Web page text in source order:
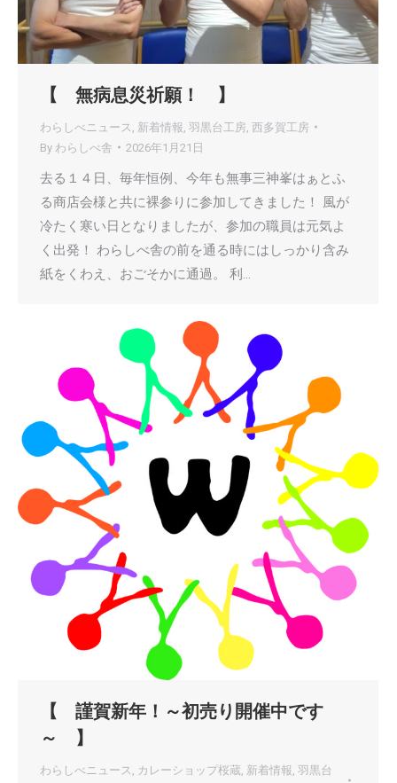
【 無病息災祈願！ 】
わらしべニュース 新着情報 羽黒台工房 西多賀工房
By わらしべ舎 2026年1月21日
去る１４日、毎年恒例、今年も無事三神峯はぁとふ
る商店会様と共に裸参りに参加してきました！ 風が
冷たく寒い日となりましたが、参加の職員は元気よ
く出発！ わらしべ舎の前を通る時にはしっかり含み
紙をくわえ、おごそかに通過。 利…
【 謹賀新年！～初売り開催中です
～ 】
わらしべニュース , カレーショップ桜蔵, 新着情報, 羽黒台